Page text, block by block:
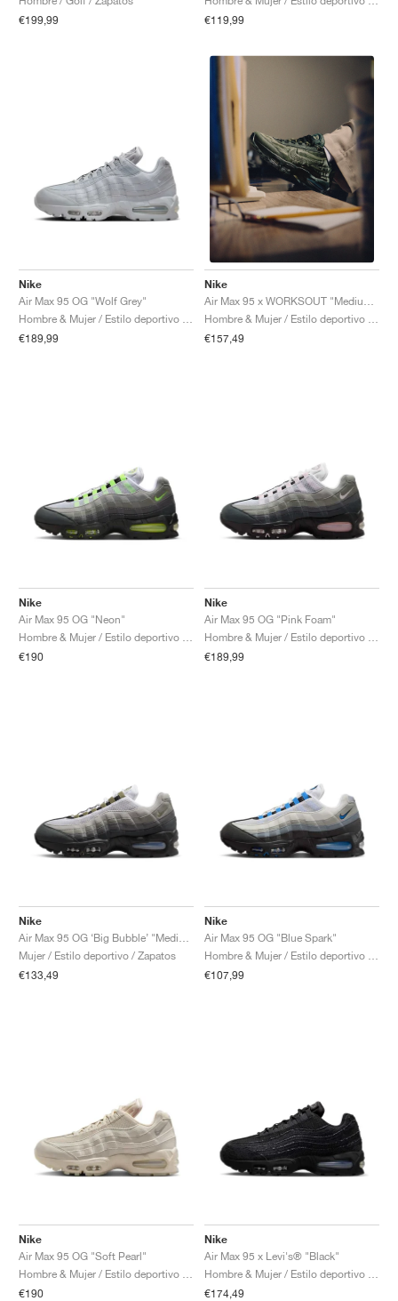
€199,99
€119,99
Nike
Air Max 95 OG "Wolf Grey"
€189,99
Nike
Air Max 95 x WORKSOUT "Medium Olive & Sequoia"
Hombre & Mujer / Estilo deportivo / Zapatos
€157,49
Nike
Air Max 95 OG "Neon"
€190
Nike
Air Max 95 OG "Pink Foam"
€189,99
Nike
Mujer / Estilo deportivo / Zapatos
€133,49
Nike
Air Max 95 OG "Blue Spark"
€107,99
Nike
Air Max 95 OG "Soft Pearl"
€190
Nike
Air Max 95 x Levi's® "Black"
€174,49